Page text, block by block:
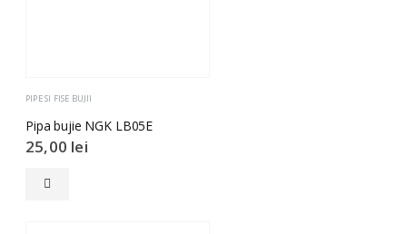
PIPE SI FISE BUJII
Pipa bujie NGK LB05E
25,00 lei